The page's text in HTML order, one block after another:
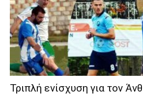
Τριπλή ενίσχυση για τον